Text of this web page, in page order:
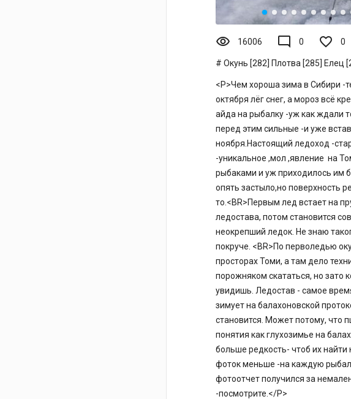
visibility 16006 mode_comment 0 0
Окунь [282] Плотва [285] Елец
<P>Чем хороша зима в Сибири -
октября лёг снег, а мороз всё
айда на рыбалку -уж как ждали
перед этим сильные -и уже
ноября.Настоящий ледоход -
-уникальное ,мол ,явление на
рыбаками и уж приходилось им
опять застыло,но поверхность
то.<BR>Первым лед встает на
ледостава, потом становится
неокрепший ледок. Не знаю
покруче. <BR>По перволедью
просторах Томи, а там дело
порожняком скататься, но зато
увидишь. Ледостав - самое
зимует на балахоновской
становится. Может потому, что
понятия как глухозимье на
больше редкость- чтоб их
фоток меньше -на каждую
фотоотчет получился за
-посмотрите.</P>